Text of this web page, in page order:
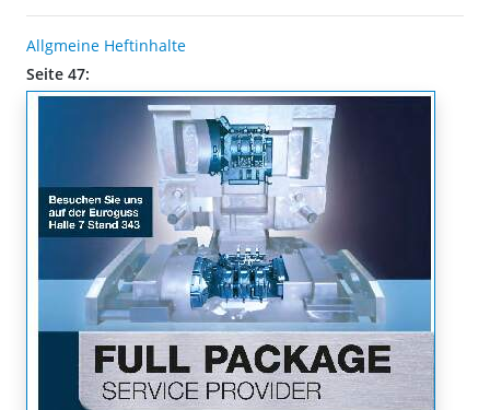
Allgmeine Heftinhalte
Seite 47: